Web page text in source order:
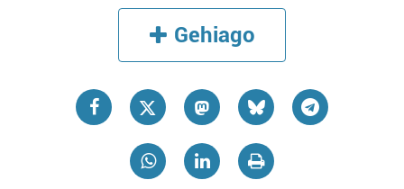
Gehiago